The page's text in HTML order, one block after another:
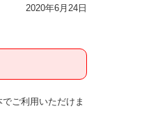
2020年6月24日
ご利用いただけま